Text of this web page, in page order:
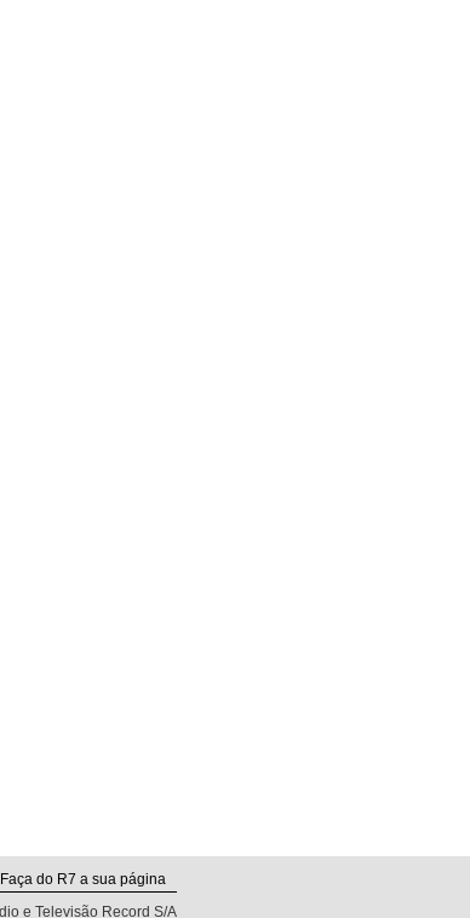
Faça do R7 a sua página
e Televisão Record S/A